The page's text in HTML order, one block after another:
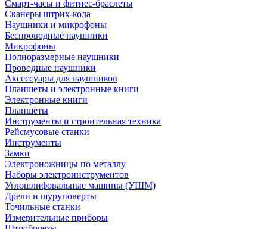
Смарт-часы и фитнес-браслеты
Сканеры штрих-кода
Наушники и микрофоны
Беспроводные наушники
Микрофоны
Полноразмерные наушники
Проводные наушники
Аксессуары для наушников
Планшеты и электронные книги
Электронные книги
Планшеты
Инструменты и строительная техника
Рейсмусовые станки
Инструменты
Замки
Электроножницы по металлу
Наборы электроинструментов
Углошлифовальные машины (УШМ)
Дрели и шуруповерты
Точильные станки
Измерительные приборы